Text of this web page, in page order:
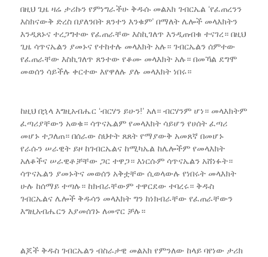
በዚህ ጊዜ ዛሬ ታሪኩን የምነግራችሁ ቅዱሱ መልአክ ገብርኤል ‘የፈጠረንን
እስክናውቅ ድረስ በያለንበት ጸንተን እንቁም’ በማለት ሌሎች መላእክትን
እንዲጸኑና ተረጋግተው የፈጠራቸው እስኪገለጥ እንዲጠብቁ ተናገረ። በዚህ
ጊዜ ሳጥናኤልን ያመኑና የተከተሉ መላእክት አሉ። ገብርኤልን ሰምተው
የፈጠራቸው እስኪገለጥ ጸንተው የቆሙ መላእክት አሉ። በመኻል ደግሞ
መወሰን ሳይችሉ ቀርተው እየዋለሉ ያሉ መላእክት ነበሩ።
ከዚህ በኋላ እግዚአብሔር ‘ብርሃን ይሁን!’ አለ። ብርሃንም ሆነ። መላእክትም
ፈጣሪያቸውን አወቁ። ሳጥናኤልም የመላእክት ሳይሆን የሀሰት ፈጣሪ
መሆኑ ተጋለጠ። በሰራው ስህተት ጸጸት የማያውቅ አመጸኛ በመሆኑ
የራሱን ሠራዊት ይዞ ከገብርኤልና ከሚካኤል ከሌሎችም የመላእክት
አለቆችና ሠራዊቶቻቸው ጋር ተዋጋ። እነርሱም ሳጥናኤልን አሸነፉት።
ሳጥናኤልን ያመኑትና መወሰን አቅቷቸው ሲወላውሉ የነበሩት መላእክት
ሁሉ ከሰማይ ተጣሉ። ከክብራቸውም ተዋርደው ተባረሩ። ቅዱስ
ገብርኤልና ሌሎች ቅዱሳን መላእክት ግን ከነክብራቸው የፈጠራቸውን
እግዚአብሔርን እያመሰገኑ ለመኖር ቻሉ።
ልጆች ቅዱስ ገብርኤልን ብስራታዊ መልአክ የምንለው ከላይ ባየነው ታሪክ